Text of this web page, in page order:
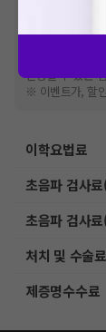
한 가격은 해당
격입니다. (진
산정될 수 있는
※ 이벤트가, 할
이학요법료
초음파 검사
초음파 검사
처치 및 수술
제증명수수료